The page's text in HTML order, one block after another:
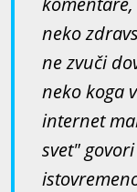
neko
ne zvuči
neko koga
internet
svet"